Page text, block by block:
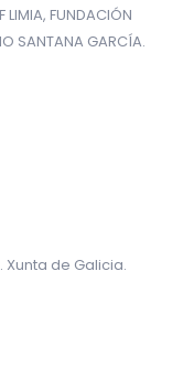
LIMIA, FUNDACIÓN
SANTANA GARCÍA.
de Galicia.